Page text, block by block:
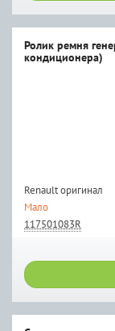
Ролик ремня
кондиционера)
Renault оригинал
Мало
117501083R